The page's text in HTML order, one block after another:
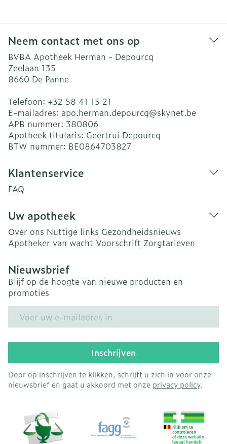
Neem contact met ons op
BVBA Apotheek Herman - Depourcq
Zeelaan 135
8660 De Panne
Telefoon: +32 58 41 15 21
E-mailadres: apo.herman.depourcq@skynet.be
APB nummer: 380806
Apotheek titularis: Geertrui Depourcq
BTW nummer: BE0864703827
Klantenservice
FAQ
Uw apotheek
Over ons Nuttige links Gezondheidsnieuws
Apotheker van wacht Voorschrift Zorgtarieven
Nieuwsbrief
Blijf op de hoogte van nieuwe producten en
promoties
Inschrijven
Door op inschrijven te klikken, schrijft u zich in voor onze
nieuwsbrief en gaat u akkoord met onze privacy policy.